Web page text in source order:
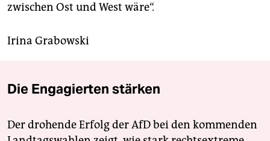
zwischen Ost und West wäre“.
Irina Grabowski
Die Engagierten stärken
Der drohende Erfolg der AfD bei den kommenden